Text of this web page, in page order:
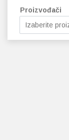
Proizvođači